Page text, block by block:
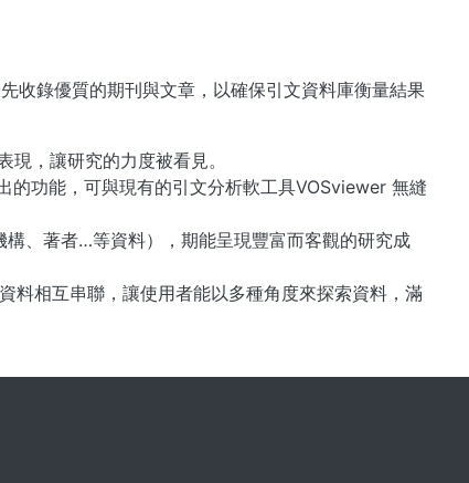
收錄優質的期刊與文章，以確保引文資料庫衡量結果
，讓研究的力度被看見。
功能，可與現有的引文分析軟工具VOSviewer 無縫
、著者…等資料），期能呈現豐富而客觀的研究成
料相互串聯，讓使用者能以多種角度來探索資料，滿